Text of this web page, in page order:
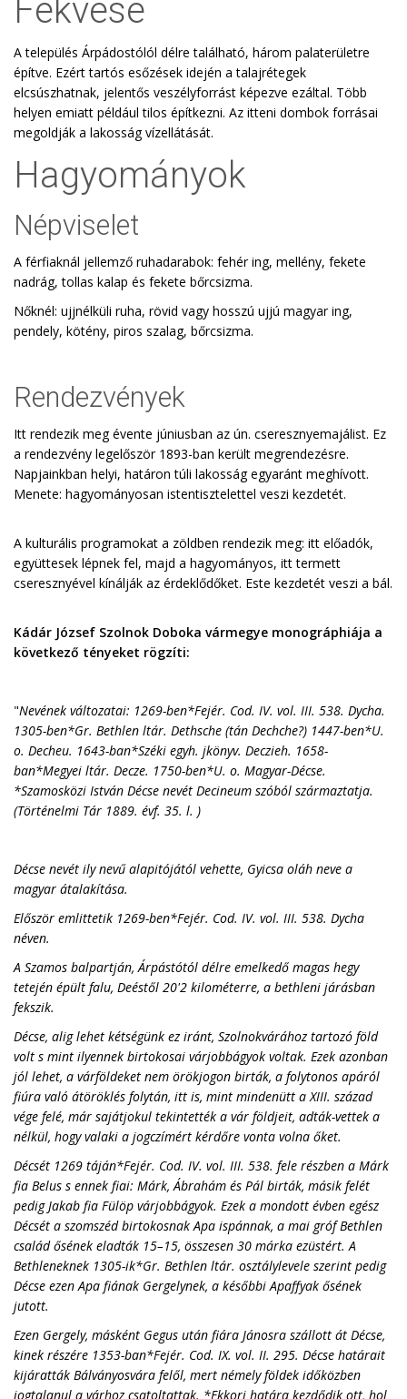
Fekvése
A település Árpádostólól délre található, három palaterületre
építve. Ezért tartós esőzések idején a talajrétegek
elcsúszhatnak, jelentős veszélyforrást képezve ezáltal. Több
helyen emiatt például tilos építkezni. Az itteni dombok forrásai
megoldják a lakosság vízellátását.
Hagyományok
Népviselet
A férfiaknál jellemző ruhadarabok: fehér ing, mellény, fekete
nadrág, tollas kalap és fekete bőrcsizma.
Nőknél: ujjnélküli ruha, rövid vagy hosszú ujjú magyar ing,
pendely, kötény, piros szalag, bőrcsizma.
Rendezvények
Itt rendezik meg évente júniusban az ún. cseresznyemajálist. Ez
a rendezvény legelőször 1893-ban került megrendezésre.
Napjainkban helyi, határon túli lakosság egyaránt meghívott.
Menete: hagyományosan istentisztelettel veszi kezdetét.
A kulturális programokat a zöldben rendezik meg: itt előadók,
együttesek lépnek fel, majd a hagyományos, itt termett
cseresznyével kínálják az érdeklődőket. Este kezdetét veszi a bál.
Kádár József Szolnok Doboka vármegye monográphiája a
következő tényeket rögzíti:
"Nevének változatai: 1269-ben*Fejér. Cod. IV. vol. III. 538. Dycha.
1305-ben*Gr. Bethlen ltár. Dethsche (tán Dechche?) 1447-ben*U.
o. Decheu. 1643-ban*Széki egyh. jkönyv. Deczieh. 1658-
ban*Megyei ltár. Decze. 1750-ben*U. o. Magyar-Décse.
*Szamosközi István Décse nevét Decineum szóból származtatja.
(Történelmi Tár 1889. évf. 35. l. )
Décse nevét ily nevű alapitójától vehette, Gyicsa oláh neve a
magyar átalakítása.
Először emlittetik 1269-ben*Fejér. Cod. IV. vol. III. 538. Dycha
néven.
A Szamos balpartján, Árpástótól délre emelkedő magas hegy
tetején épült falu, Deéstől 20'2 kilométerre, a bethleni járásban
fekszik.
Décse, alig lehet kétségünk ez iránt, Szolnokvárához tartozó föld
volt s mint ilyennek birtokosai várjobbágyok voltak. Ezek azonban
jól lehet, a várföldeket nem örökjogon birták, a folytonos apáról
fiúra való átöröklés folytán, itt is, mint mindenütt a XIII. század
vége felé, már sajátjokul tekintették a vár földjeit, adták-vettek a
nélkül, hogy valaki a jogczímért kérdőre vonta volna őket.
Décsét 1269 táján*Fejér. Cod. IV. vol. III. 538. fele részben a Márk
fia Belus s ennek fiai: Márk, Ábrahám és Pál birták, másik felét
pedig Jakab fia Fülöp várjobbágyok. Ezek a mondott évben egész
Décsét a szomszéd birtokosnak Apa ispánnak, a mai gróf Bethlen
család ősének eladták 15–15, összesen 30 márka ezüstért. A
Bethleneknek 1305-ik*Gr. Bethlen ltár. osztálylevele szerint pedig
Décse ezen Apa fiának Gergelynek, a későbbi Apaffyak ősének
jutott.
Ezen Gergely, másként Gegus után fiára Jánosra szállott át Décse,
kinek részére 1353-ban*Fejér. Cod. IX. vol. II. 295. Décse határait
kijáratták Bálványosvára felől, mert némely földek időközben
jogtalanul a várhoz csatoltattak. *Ekkori határa kezdődik ott, hol